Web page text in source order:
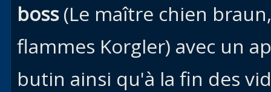
boss(Le maître chien
flammes Korgler) avec un
butin ainsi qu'à la fin des